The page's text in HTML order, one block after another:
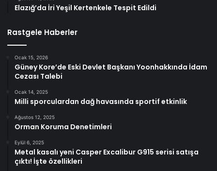
Elazığ’da İri Yeşil Kertenkele Tespit Edildi
Rastgele Haberler
Ocak 15, 2026
Güney Kore’de Eski Devlet Başkanı Yoonhakkında İdam
Cezası Talebi
Ocak 14, 2025
Milli sporculardan dağ havasında sportif etkinlik
Ağustos 12, 2025
Orman Koruma Denetimleri
Eylül 6, 2025
Metal kasalı yeni Casper Excalibur G915 serisi satışa
çıktı! İşte özellikleri